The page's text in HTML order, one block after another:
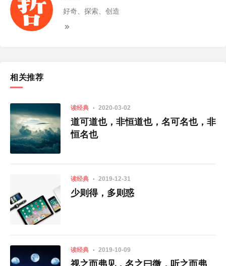
好奇、探索、创造
相关推荐
读经典 2020-03-02
道可道也，非恒道也，名可名也，非
恒名也
读经典 2019-12-31
少则得，多则惑
读经典 2019-10-09
视之而弗见，名之曰微，听之而弗